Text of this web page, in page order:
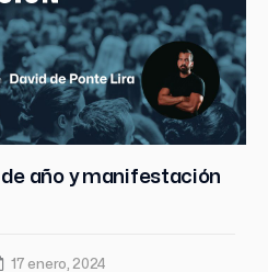
año y manifestación
17 enero, 2024